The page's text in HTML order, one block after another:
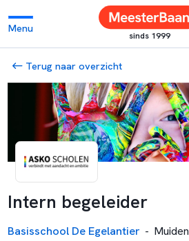
Menu
sinds 1999
Terug naar overzicht
Intern begeleider
Basisschool De Egelantier - Muiden